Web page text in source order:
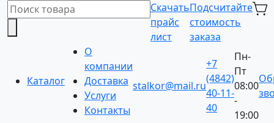
Скачать
прайс
лист
Подсчитайте
стоимость
заказа
Каталог
О
компании
Доставка
Услуги
Контакты
stalkor@mail.ru
+7
(4842)
40-11-
40
Пн-
Пт
08:00
-
19:00